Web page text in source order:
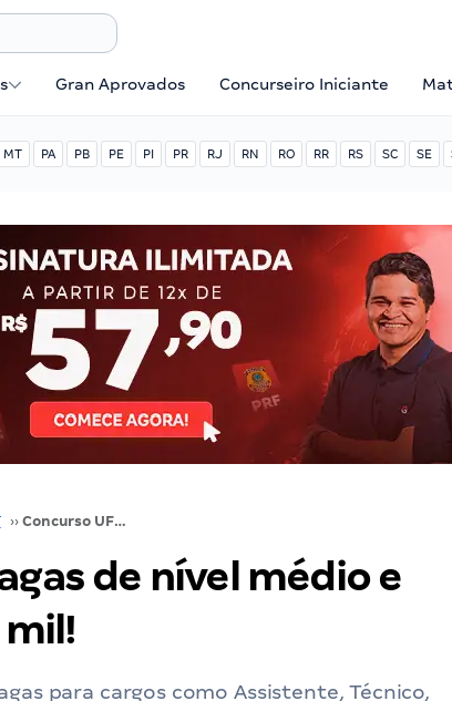
Gran Aprovados Concurseiro Iniciante
MT PA PB PE PI PR RJ RN RO RR RS SC SE
›› Concurso UFT: 79 vagas de nível médio e superior, até R$ 5,2 mil!
de nível médio e
mil!
para cargos como Assistente, Técnico,